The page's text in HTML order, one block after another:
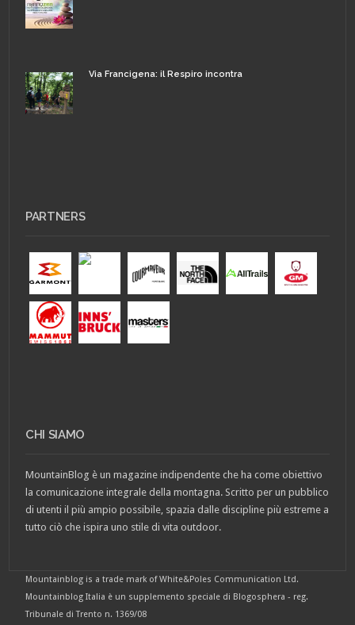
Via Francigena: il Respiro incontra
PARTNERS
CHI SIAMO
MountainBlog è un magazine indipendente che ha come obiettivo
la comunicazione integrale della montagna. Scritto per un pubblico
di utenti il più ampio possibile, spazia dalle discipline più estreme a
tutto ciò che ispira uno stile di vita outdoor.
Mountainblog is a trade mark of White&Poles Communication Ltd.
Mountainblog Italia è un supplemento speciale di Blogosphera - reg.
Tribunale di Trento n. 1369/08